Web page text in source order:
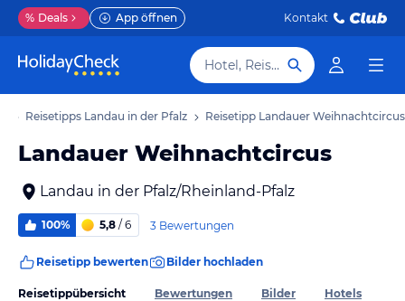
% Deals App öffnen Kontakt
Hotel, Reiseziel
Reisetipps Landau in der Pfalz Reisetipp Landauer Weihnachtcircus
Landauer Weihnachtcircus
Landau in der Pfalz/Rheinland-Pfalz
100% 5,8 / 6 3 Bewertungen
Reisetipp bewerten Bilder hochladen
Reisetippübersicht Bewertungen Bilder Hotels